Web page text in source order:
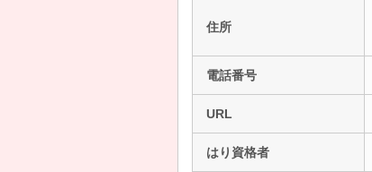
住所
電話番号
URL
はり資格者